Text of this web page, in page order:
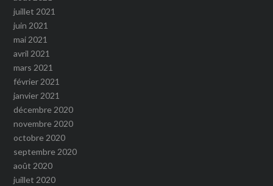
juillet 2021
juin 2021
mai 2021
avril 2021
mars 2021
février 2021
janvier 2021
décembre 2020
novembre 2020
octobre 2020
septembre 2020
août 2020
juillet 2020